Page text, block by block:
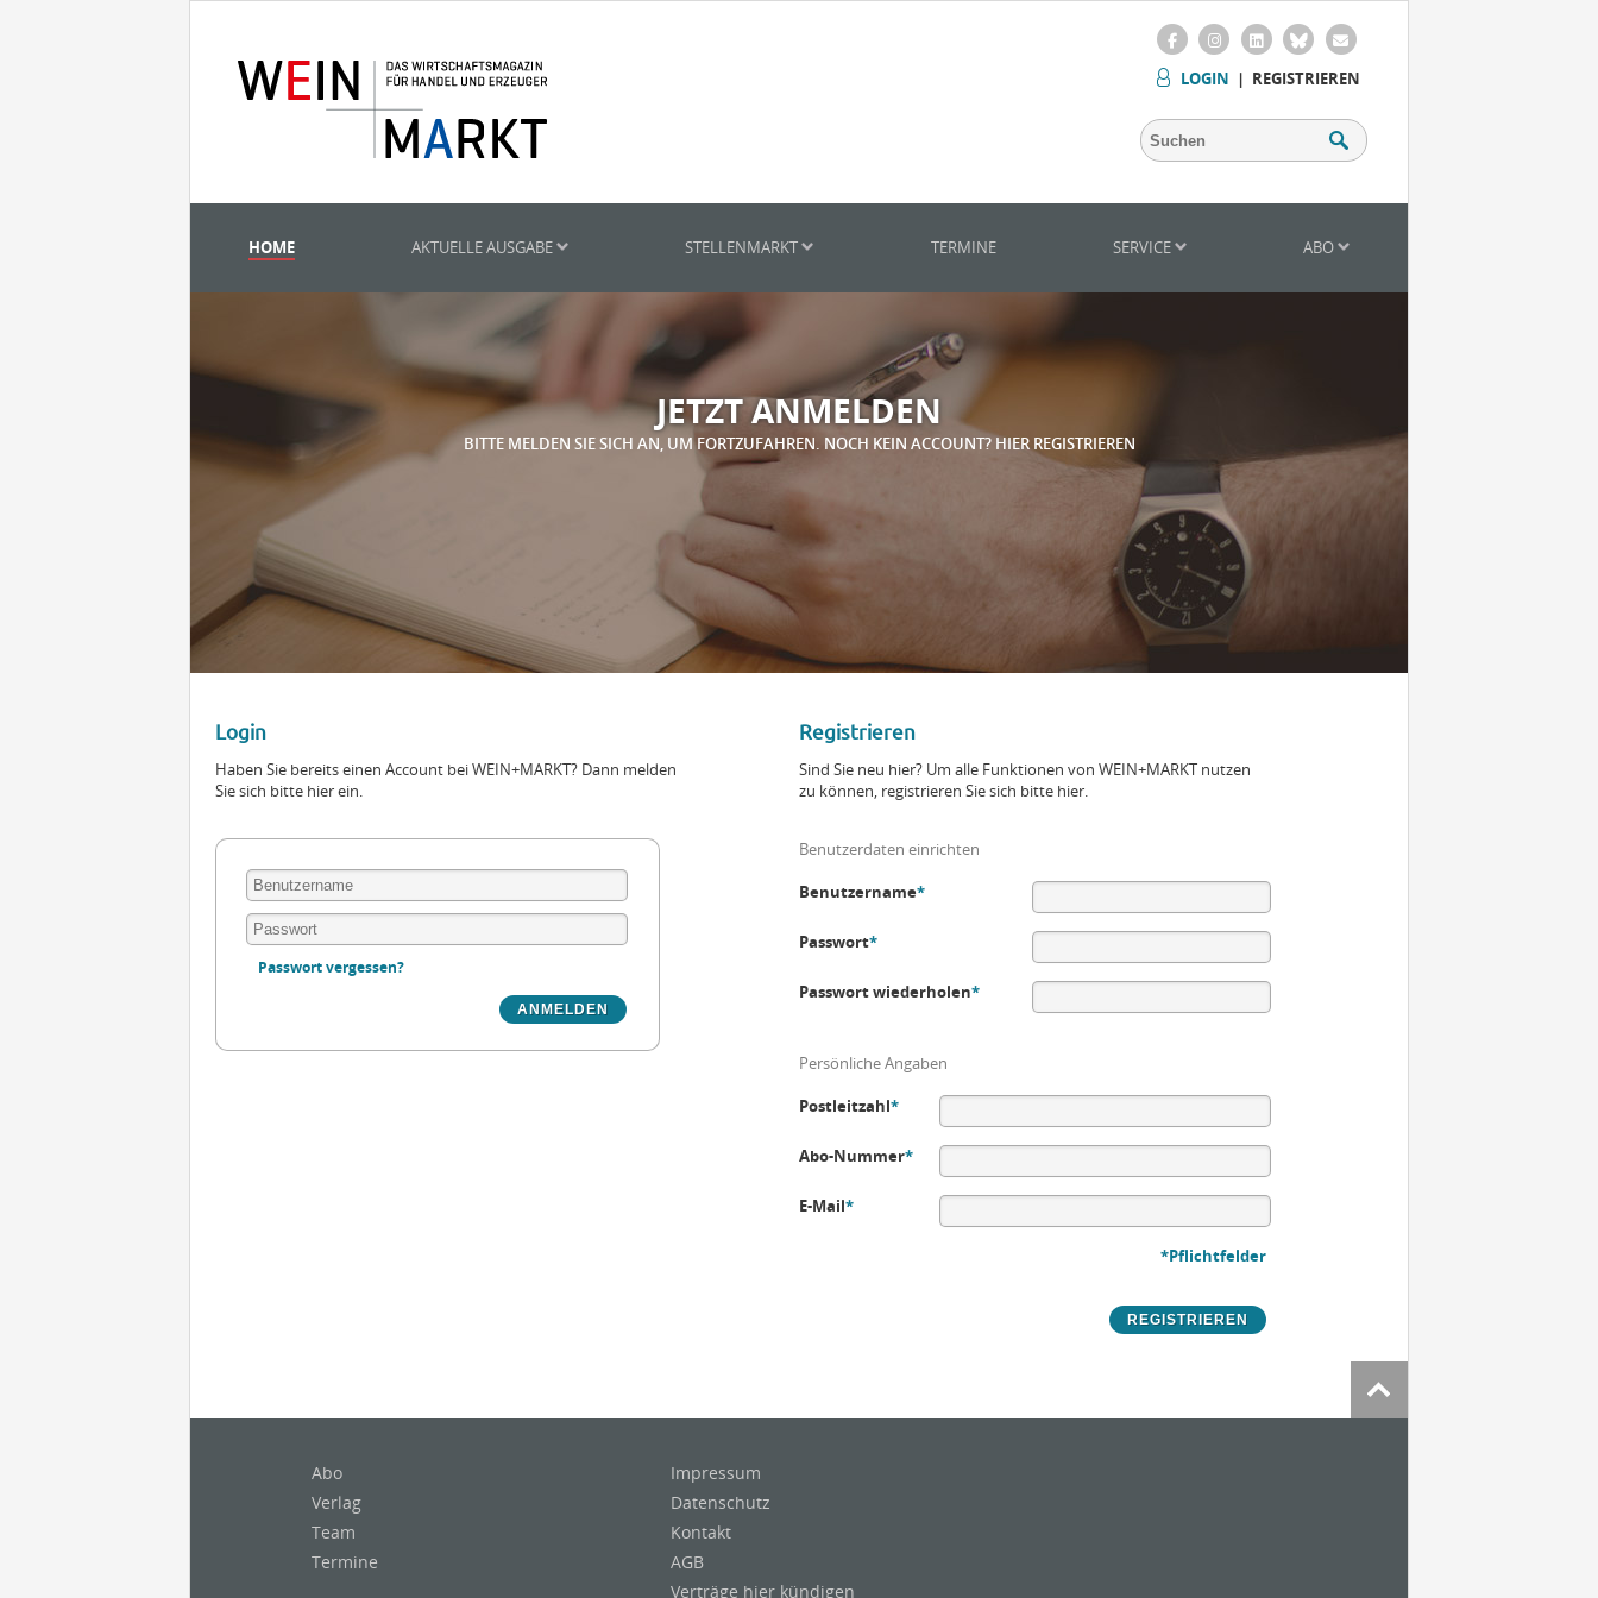
LOGIN | REGISTRIEREN
HOME AKTUELLE AUSGABE STELLENMARKT TERMINE SERVICE ABO
JETZT ANMELDEN
BITTE MELDEN SIE SICH AN, UM FORTZUFAHREN. NOCH KEIN ACCOUNT? HIER REGISTRIEREN
Login
Haben Sie bereits einen Account bei WEIN+MARKT? Dann melden
Sie sich bitte hier ein.
Passwort vergessen?
Registrieren
Sind Sie neu hier? Um alle Funktionen von WEIN+MARKT nutzen
zu können, registrieren Sie sich bitte hier.
Benutzerdaten einrichten
Benutzername*
Passwort*
Passwort wiederholen*
Persönliche Angaben
Postleitzahl*
Abo-Nummer*
E-Mail*
*Pflichtfelder
Abo
Verlag
Team
Termine
Impressum
Datenschutz
Kontakt
AGB
Verträge hier kündigen